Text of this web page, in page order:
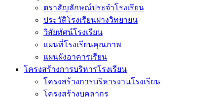
ตราสัญลักษณ์ประจำโรงเรียน
ประวัติโรงเรียนฝางวิทยายน
วิสัยทัศน์โรงเรียน
แผนที่โรงเรียนคุณภาพ
แผนผังอาคารเรียน
โครงสร้างการบริหารโรงเรียน
โครงสร้างการบริหารงานโรงเรียน
โครงสร้างบุคลากร